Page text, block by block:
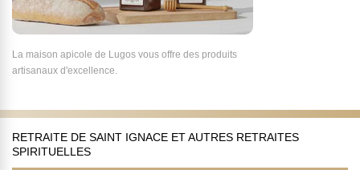
La maison apicole de Lugos vous offre des produits
artisanaux d'excellence.
RETRAITE DE SAINT IGNACE ET AUTRES RETRAITES
SPIRITUELLES